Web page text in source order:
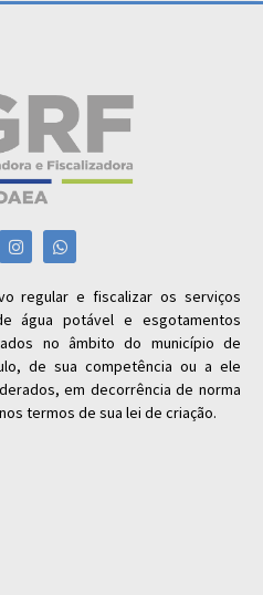
regular e fiscalizar os serviços
água potável e esgotamentos
no âmbito do município de
de sua competência ou a ele
em decorrência de norma
termos de sua lei de criação.